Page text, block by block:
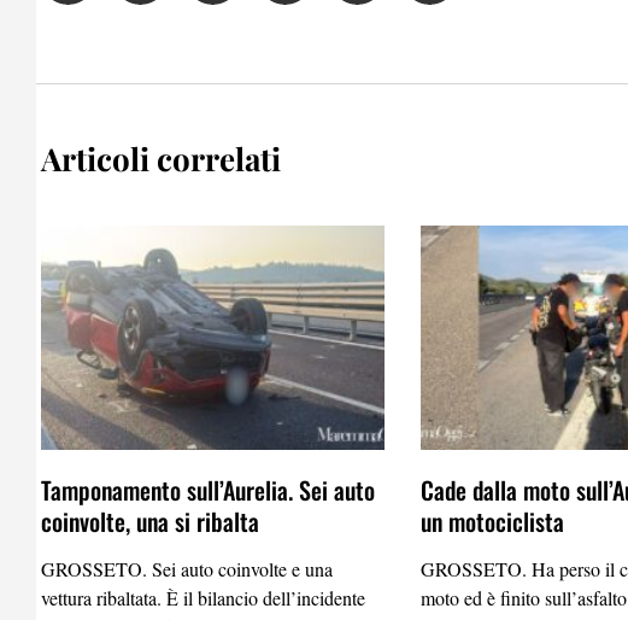
Articoli correlati
Tamponamento sull’Aurelia. Sei auto
coinvolte, una si ribalta
GROSSETO. Sei auto coinvolte e una
vettura ribaltata. È il bilancio dell’incidente
Cade dalla moto
un motociclista
GROSSETO. Ha perso il
moto ed è finito